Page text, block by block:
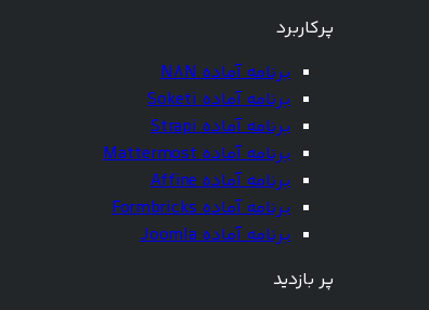
پرکاربرد
برنامه آماده N8N
برنامه آماده Soketi
برنامه آماده Strapi
برنامه آماده Mattermost
برنامه آماده Affine
برنامه آماده Formbricks
برنامه آماده Joomla
پر بازدید